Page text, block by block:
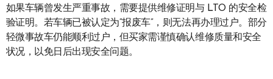
如果车辆曾发生严重事故，需要提供维修证明与 LTO 的安全检
验证明。若车辆已被认定为“报废车”，则无法再办理过户。部分
轻微事故车仍能顺利过户，但买家需谨慎确认维修质量和安全
状况，以免日后出现安全问题。